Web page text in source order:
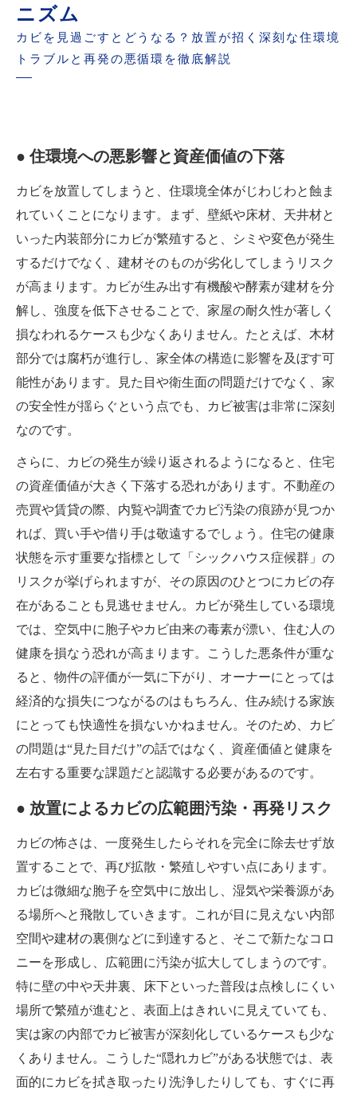
ニズム
カビを見過ごすとどうなる？放置が招く深刻な住環境
トラブルと再発の悪循環を徹底解説
● 住環境への悪影響と資産価値の下落
カビを放置してしまうと、住環境全体がじわじわと蝕ま
れていくことになります。まず、壁紙や床材、天井材と
いった内装部分にカビが繁殖すると、シミや変色が発生
するだけでなく、建材そのものが劣化してしまうリスク
が高まります。カビが生み出す有機酸や酵素が建材を分
解し、強度を低下させることで、家屋の耐久性が著しく
損なわれるケースも少なくありません。たとえば、木材
部分では腐朽が進行し、家全体の構造に影響を及ぼす可
能性があります。見た目や衛生面の問題だけでなく、家
の安全性が揺らぐという点でも、カビ被害は非常に深刻
なのです。
さらに、カビの発生が繰り返されるようになると、住宅
の資産価値が大きく下落する恐れがあります。不動産の
売買や賃貸の際、内覧や調査でカビ汚染の痕跡が見つか
れば、買い手や借り手は敬遠するでしょう。住宅の健康
状態を示す重要な指標として「シックハウス症候群」の
リスクが挙げられますが、その原因のひとつにカビの存
在があることも見逃せません。カビが発生している環境
では、空気中に胞子やカビ由来の毒素が漂い、住む人の
健康を損なう恐れが高まります。こうした悪条件が重な
ると、物件の評価が一気に下がり、オーナーにとっては
経済的な損失につながるのはもちろん、住み続ける家族
にとっても快適性を損ないかねません。そのため、カビ
の問題は“見た目だけ”の話ではなく、資産価値と健康を
左右する重要な課題だと認識する必要があるのです。
● 放置によるカビの広範囲汚染・再発リスク
カビの怖さは、一度発生したらそれを完全に除去せず放
置することで、再び拡散・繁殖しやすい点にあります。
カビは微細な胞子を空気中に放出し、湿気や栄養源があ
る場所へと飛散していきます。これが目に見えない内部
空間や建材の裏側などに到達すると、そこで新たなコロ
ニーを形成し、広範囲に汚染が拡大してしまうのです。
特に壁の中や天井裏、床下といった普段は点検しにくい
場所で繁殖が進むと、表面上はきれいに見えていても、
実は家の内部でカビ被害が深刻化しているケースも少な
くありません。こうした“隠れカビ”がある状態では、表
面的にカビを拭き取ったり洗浄したりしても、すぐに再